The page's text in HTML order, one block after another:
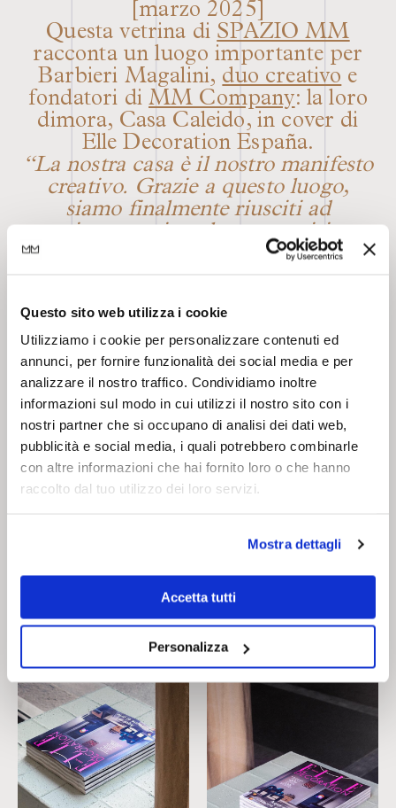
Questo sito web utilizza i cookie
Utilizziamo i cookie per personalizzare contenuti ed
annunci, per fornire funzionalità dei social media e per
analizzare il nostro traffico. Condividiamo inoltre
informazioni sul modo in cui utilizzi il nostro sito con i
nostri partner che si occupano di analisi dei dati web,
pubblicità e social media, i quali potrebbero combinarle
con altre informazioni che hai fornito loro o che hanno
raccolto dal tuo utilizzo dei loro servizi.
Mostra dettagli
Accetta tutti
Personalizza
[marzo 2025]
Questa vetrina diSPAZIO MM
racconta un luogo importante per
Barbieri Magalini,duo creativoe
fondatori diMM Company: la loro
dimora, Casa Caleido, in cover di
Elle Decoration España.
“La nostra casa è il nostro manifesto
creativo. Grazie a questo luogo,
siamo finalmente riusciti ad
esprimere a pieno la nostra visione
creativa. Il nostro dna – fatto di
concetti per noi fondamentali: il
fascino, la bellezza che risiede
nell’imperfezione e la visione
caleidoscopica. Questo luogo, per noi
così speciale, è diventato la cover del
numero cartaceo 232 di Elle
Decoration España (marzo 2025),
intitolato: ‘Aquí se siente el arte’ (qui
si respira arte)”.
On show: Cimento